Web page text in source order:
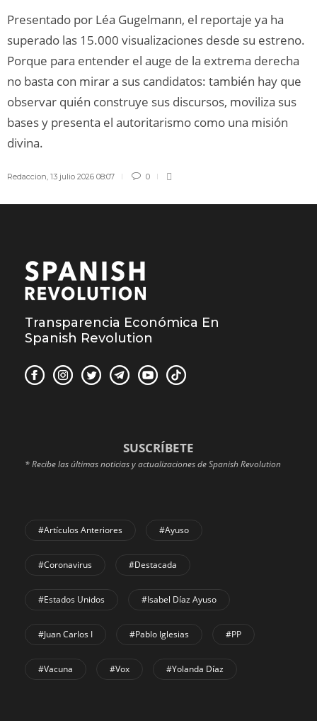
Presentado por Léa Gugelmann, el reportaje ya ha
superado las 15.000 visualizaciones desde su estreno.
Porque para entender el auge de la extrema derecha
no basta con mirar a sus candidatos: también hay que
observar quién construye sus discursos, moviliza sus
bases y presenta el autoritarismo como una misión
divina.
Redaccion 13 julio 2026 08:07 0
Transparencia Económica En
Spanish Revolution
SUSCRÍBETE
* Recibe las últimas noticias y actualizaciones de Spanish Revolution
#Artículos Anteriores #Ayuso
#coronavirus #Destacada
#Estados Unidos #Isabel Díaz Ayuso
#Juan Carlos I #Pablo Iglesias #PP
#Vacuna #Vox #Yolanda Díaz